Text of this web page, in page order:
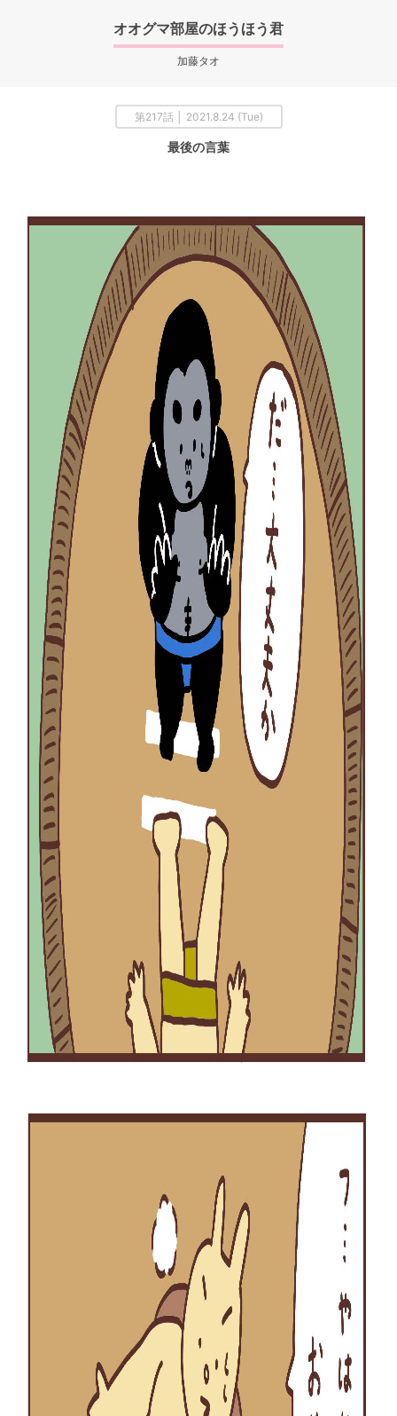
オオグマ部屋のほうほう君
加藤タオ
第217話 │ 2021.8.24 (Tue)
最後の言葉